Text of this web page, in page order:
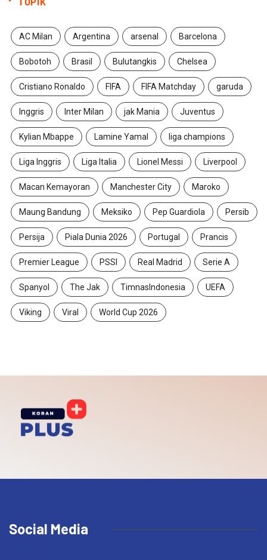
AC Milan Argentina arsenal Barcelona
Bobotoh Brasil Bulutangkis Chelsea
Cristiano Ronaldo FIFA FIFA Matchday garuda
Inggris Inter Milan jak Mania Juventus
Kylian Mbappe Lamine Yamal liga champions
Liga Inggris Liga Italia Lionel Messi Liverpool
Macan Kemayoran Manchester City Maroko
Maung Bandung Meksiko Pep Guardiola Persib
Persija Piala Dunia 2026 Portugal Prancis
Premier League PSSI Real Madrid Serie A
Spanyol The Jak TimnasIndonesia UEFA
Viking Viral World Cup 2026
Social Media